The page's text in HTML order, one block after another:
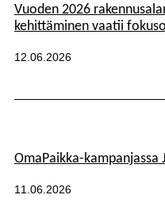
Vuoden 2026
kehittäminen vaatii
Julkaistu:
12.06.2026
OmaPaikka-kampanjassa
Julkaistu:
11.06.2026